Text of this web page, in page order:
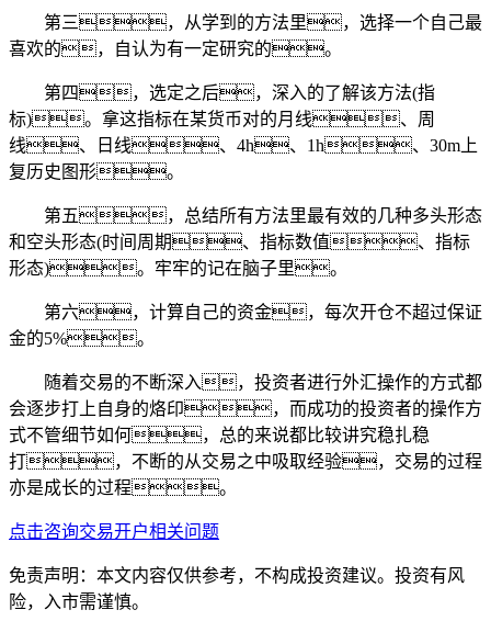
第三，从学到的方法里，选择一个自己最
喜欢的，自认为有一定研究的。
第四，选定之后，深入的了解该方法(指
标)。拿这指标在某货币对的月线、周
线、日线、4h、1h、30m上
复历史图形。
第五，总结所有方法里最有效的几种多头形态
和空头形态(时间周期、指标数值、指标
形态)。牢牢的记在脑子里。
第六，计算自己的资金，每次开仓不超过保证
金的5%。
随着交易的不断深入，投资者进行外汇操作的方式都
会逐步打上自身的烙印，而成功的投资者的操作方
式不管细节如何，总的来说都比较讲究稳扎稳
打，不断的从交易之中吸取经验，交易的过程
亦是成长的过程。
点击咨询交易开户相关问题
免责声明：本文内容仅供参考，不构成投资建议。投资有风
险，入市需谨慎。